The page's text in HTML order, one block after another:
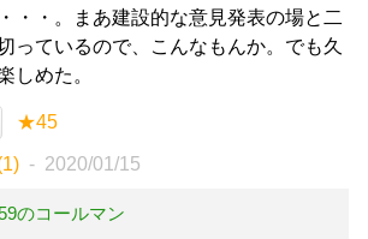
・・。まあ建設的な意見発表の場と二
っているので、こんなもんか。でも久
しめた。
★45
2020/01/15
のコールマン